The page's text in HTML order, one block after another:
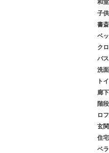
和室
子供
書斎
ベッ
クロ
バス
洗
トイ
廊下
階段
ロフ
玄関
住宅
ベラ